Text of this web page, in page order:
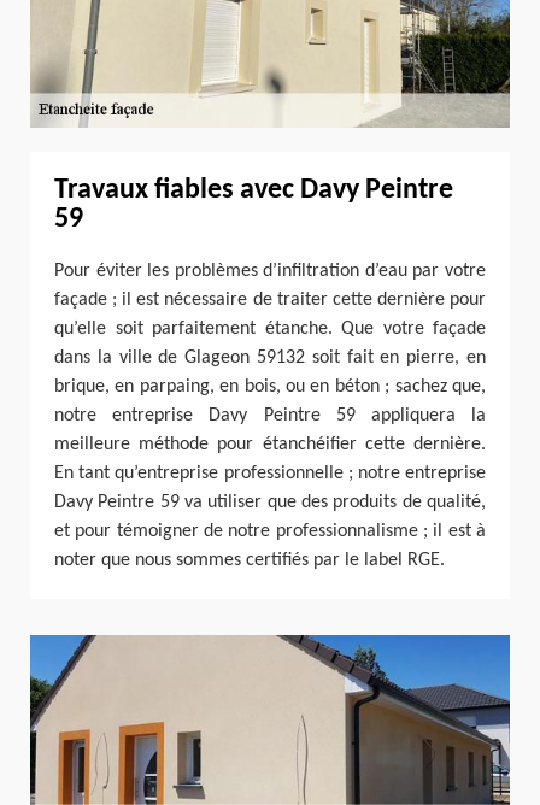
Travaux fiables avec Davy Peintre
59
Pour éviter les problèmes d’infiltration d’eau par votre
façade ; il est nécessaire de traiter cette dernière pour
qu’elle soit parfaitement étanche. Que votre façade
dans la ville de Glageon 59132 soit fait en pierre, en
brique, en parpaing, en bois, ou en béton ; sachez que,
notre entreprise Davy Peintre 59 appliquera la
meilleure méthode pour étanchéifier cette dernière.
En tant qu’entreprise professionnelle ; notre entreprise
Davy Peintre 59 va utiliser que des produits de qualité,
et pour témoigner de notre professionnalisme ; il est à
noter que nous sommes certifiés par le label RGE.